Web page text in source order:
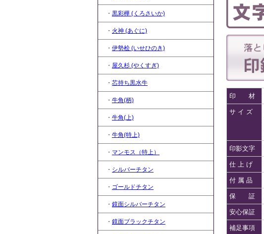
・ 黒彩樺 (くろさいか)
・ 火神 (あぐに)
・ 伊勢桧 (いせひのき)
・ 屋久杉 (やくすぎ)
・ 芯持ち黒水牛
・ 牛角(柄)
・ 牛角(上)
・ 牛角(特上)
・ マンモス（特上）
・ シルバーチタン
・ ゴールドチタン
・ 鏡面シルバーチタン
・ 鏡面ブラックチタン
印 材
サ イ ズ
印影文字
仕 上 げ
付 属 品
保 証
安心保証
補足事項